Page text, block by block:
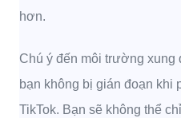
hơn.
Chú ý đến môi trường xung
bạn không bị gián đoạn khi
TikTok. Bạn sẽ không thể